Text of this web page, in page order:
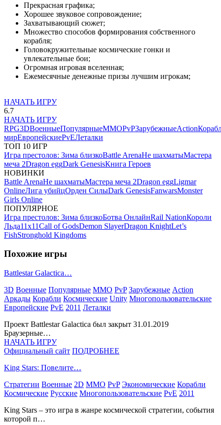
Прекрасная графика;
Хорошее звуковое сопровождение;
Захватывающий сюжет;
Множество способов формирования собственного
корабля;
Головокружительные космические гонки и
увлекательные бои;
Огромная игровая вселенная;
Ежемесячные денежные призы лучшим игрокам;
НАЧАТЬ ИГРУ
6.7
НАЧАТЬ ИГРУ
RPG3DВоенныеПопулярныеMMOPvPЗарубежныеAction
мирЕвропейскиеPvEЛеталки
ТОП 10 ИГР
Игра престолов: Зима близкоBattle ArenaНе шахматыМастера
меча 2Dragon eggDark GenesisКнига Героев
НОВИНКИ
Battle ArenaНе шахматыМастера меча 2Dragon eggLigmar
OnlineЛига убийцОрден СилыDark GenesisFanwarsMonster
Girls Online
ПОПУЛЯРНОЕ
Игра престолов: Зима близкоБотва ОнлайнRail NationКороли
Льда11х11Call of GodsDemon SlayerDragon KnightLet’s
FishStronghold Kingdoms
Похожие игры
Battlestar Galactica…
3D Военные Популярные MMO PvP Зарубежные Action
Аркады Корабли Космические Unity Многопользовательские
Европейские PvE 2011 Леталки
Проект Battlestar Galactica был закрыт 31.01.2019
Браузерные…
НАЧАТЬ ИГРУ
Официальный сайт ПОДРОБНЕЕ
King Stars: Повелите…
Стратегии Военные 2D MMO PvP Экономические Корабли
Космические Русские Многопользовательские PvE 2011
King Stars – это игра в жанре космической стратегии, события
которой п…